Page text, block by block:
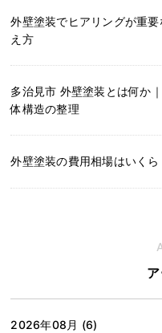
外壁塗装でヒアリングが重
え方
多治見市 外壁塗装とは何か
体構造の整理
外壁塗装の費用相場はいく
2026年08月 (6)